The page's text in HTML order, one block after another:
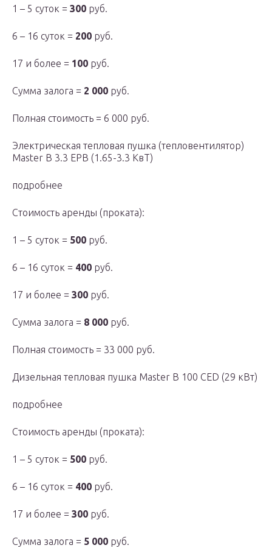
1 – 5 суток = 300 руб.
6 – 16 суток = 200 руб.
17 и более = 100 руб.
Сумма залога = 2 000 руб.
Полная стоимость = 6 000 руб.
Электрическая тепловая пушка (тепловентилятор)
Master B 3.3 EPB (1.65-3.3 КвТ)
подробнее
Стоимость аренды (проката):
1 – 5 суток = 500 руб.
6 – 16 суток = 400 руб.
17 и более = 300 руб.
Сумма залога = 8 000 руб.
Полная стоимость = 33 000 руб.
Дизельная тепловая пушка Master B 100 CED (29 кВт)
подробнее
Стоимость аренды (проката):
1 – 5 суток = 500 руб.
6 – 16 суток = 400 руб.
17 и более = 300 руб.
Сумма залога = 5 000 руб.